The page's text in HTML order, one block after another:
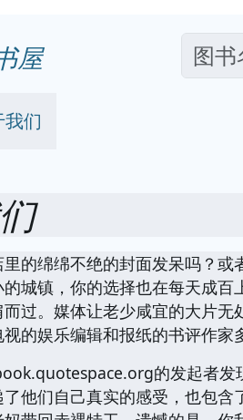
屋
我们
的绵绵不绝的封面发呆吗？
城镇，你的选择也在每天成
过。媒体让老少咸宜的大片
的娱乐编辑和报纸的书评作家
的发起者发
他们自己真实的感受，也包